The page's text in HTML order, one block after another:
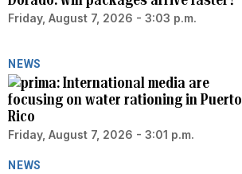
Friday, August 7, 2026 - 3:03 p.m.
NEWS
International media are
focusing on water rationing in Puerto
Rico
Friday, August 7, 2026 - 3:01 p.m.
NEWS